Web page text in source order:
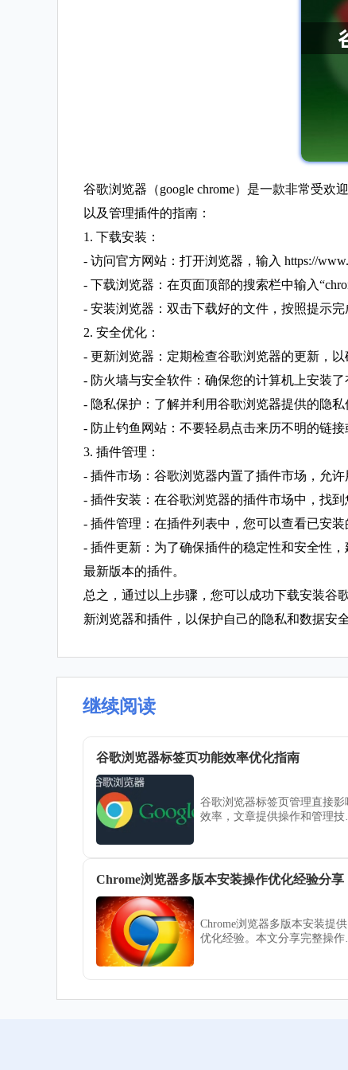
谷歌浏览器（google chrome）是一款非常受
以及管理插件的指南：
1. 下载安装：
- 访问官方网站：打开浏览器，输入 https://
- 下载浏览器：在页面顶部的搜索栏中输入
- 安装浏览器：双击下载好的文件，按照提示
2. 安全优化：
- 更新浏览器：定期检查谷歌浏览器的更新，
- 防火墙与安全软件：确保您的计算机上安装
- 隐私保护：了解并利用谷歌浏览器提供的隐
- 防止钓鱼网站：不要轻易点击来历不明的链
3. 插件管理：
- 插件市场：谷歌浏览器内置了插件市场，允
- 插件安装：在谷歌浏览器的插件市场中，找到
- 插件管理：在插件列表中，您可以查看已安
- 插件更新：为了确保插件的稳定性和安全性
最新版本的插件。
总之，通过以上步骤，您可以成功下载安装谷
新浏览器和插件，以保护自己的隐私和数据安全
继续阅读
谷歌浏览器标签页功能效率优化指南
谷歌浏览器标签页管理直接影
效率，文章提供操作和管理技
Chrome浏览器多版本安装操作优化经验分享
Chrome浏览器多版本安装提供
优化经验。本文分享完整操作